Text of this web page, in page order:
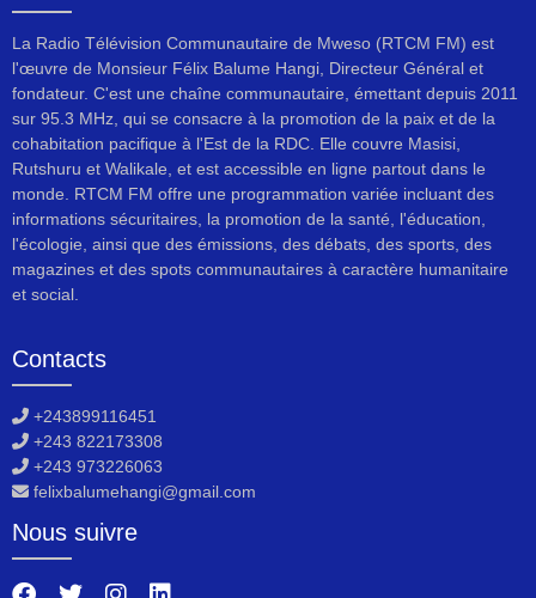
La Radio Télévision Communautaire de Mweso (RTCM FM) est
l'œuvre de Monsieur Félix Balume Hangi, Directeur Général et
fondateur. C'est une chaîne communautaire, émettant depuis 2011
sur 95.3 MHz, qui se consacre à la promotion de la paix et de la
cohabitation pacifique à l'Est de la RDC. Elle couvre Masisi,
Rutshuru et Walikale, et est accessible en ligne partout dans le
monde. RTCM FM offre une programmation variée incluant des
informations sécuritaires, la promotion de la santé, l'éducation,
l'écologie, ainsi que des émissions, des débats, des sports, des
magazines et des spots communautaires à caractère humanitaire
et social.
Contacts
+243899116451
+243 822173308
+243 973226063
felixbalumehangi@gmail.com
Nous suivre